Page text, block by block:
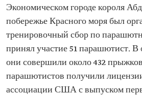
Экономическом городе короля
побережье Красного моря был
тренировочный сбор по
принял участие 51 парашютист.
они совершили около 432
парашютистов получили
ассоциации США с выпуском